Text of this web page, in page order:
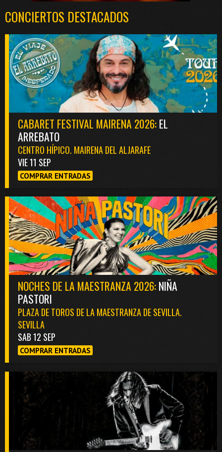
CONCIERTOS DESTACADOS
CABARET FESTIVAL MAIRENA 2026:EL
ARREBATO
CENTRO HÍPICO. MAIRENA DEL ALJARAFE
VIE 11 SEP
COMPRAR ENTRADAS
NOCHES DE LA MAESTRANZA 2026:NIÑA
PASTORI
PLAZA DE TOROS DE LA MAESTRANZA DE SEVILLA.
SEVILLA
SAB 12 SEP
COMPRAR ENTRADAS